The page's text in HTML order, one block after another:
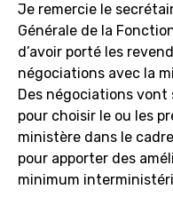
Je remercie le
Générale de la
d’avoir porté les
négociations avec la
Des négociations
pour choisir le ou les
ministère dans le
pour apporter des
minimum